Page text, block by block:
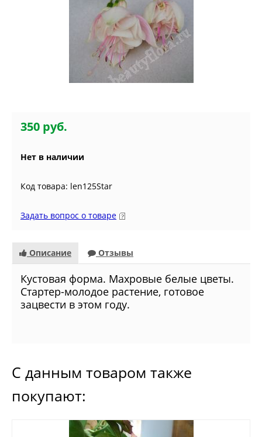
350 руб.
Нет в наличии
Код товара: len125Star
Задать вопрос о товаре
Описание Отзывы
Кустовая форма. Махровые белые цветы.
Стартер-молодое растение, готовое
зацвести в этом году.
С данным товаром также
покупают: